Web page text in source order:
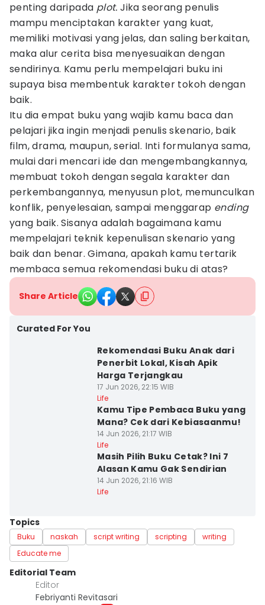
penting daripada plot.Jika seorang penulis
mampu menciptakan karakter yang kuat,
memiliki motivasi yang jelas, dan saling berkaitan,
maka alur cerita bisa menyesuaikan dengan
sendirinya. Kamu perlu mempelajari buku ini
supaya bisa membentuk karakter tokoh dengan
baik.
Itu dia empat buku yang wajib kamu baca dan
pelajari jika ingin menjadi penulis skenario, baik
film, drama, maupun, serial. Inti formulanya sama,
mulai dari mencari ide dan mengembangkannya,
membuat tokoh dengan segala karakter dan
perkembangannya, menyusun plot, memunculkan
konflik, penyelesaian, sampai menggarap ending
yang baik. Sisanya adalah bagaimana kamu
mempelajari teknik kepenulisan skenario yang
baik dan benar. Gimana, apakah kamu tertarik
membaca semua rekomendasi buku di atas?
Share Article
Curated For You
Rekomendasi Buku Anak dari
Penerbit Lokal, Kisah Apik
Harga Terjangkau
17 Jun 2026, 22:15 WIB
Life
Kamu Tipe Pembaca Buku yang
Mana? Cek dari Kebiasaanmu!
14 Jun 2026, 21:17 WIB
Life
Masih Pilih Buku Cetak? Ini 7
Alasan Kamu Gak Sendirian
14 Jun 2026, 21:16 WIB
Life
Topics
Buku naskah script writing scripting
writing
Educate me
Editorial Team
Editor
Febriyanti Revitasari